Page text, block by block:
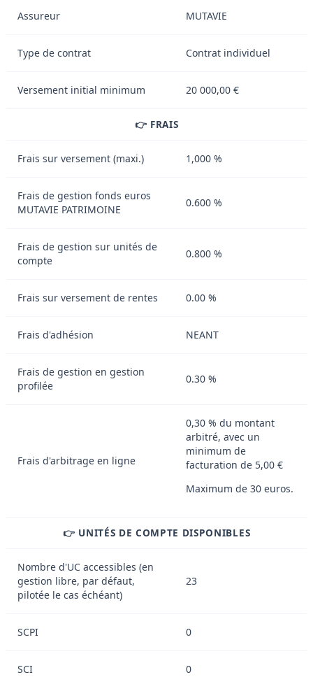
Assureur MUTAVIE
Type de contrat Contrat individuel
Versement initial minimum 20 000,00 €
👉 FRAIS
Frais sur versement (maxi.) 1,000 %
Frais de gestion fonds euros
MUTAVIE PATRIMOINE
0.600 %
Frais de gestion sur unités de
compte
0.800 %
Frais sur versement de rentes 0.00 %
Frais d'adhésion NEANT
Frais de gestion en gestion
profilée
0.30 %
Frais d'arbitrage en ligne
0,30 % du montant
arbitré, avec un
minimum de
facturation de 5,00 €
Maximum de 30 euros.
👉 UNITÉS DE COMPTE DISPONIBLES
Nombre d'UC accessibles (en
gestion libre, par défaut,
pilotée le cas échéant)
23
SCPI 0
SCI 0